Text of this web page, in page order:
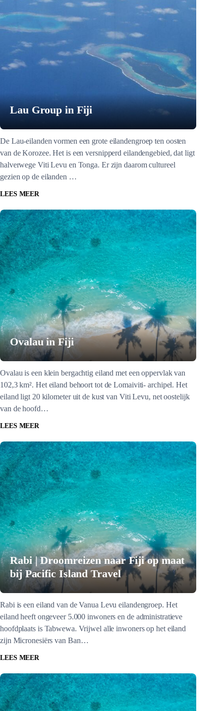
Lau Group in Fiji
De Lau-eilanden vormen een grote eilandengroep ten oosten
van de Korozee. Het is een versnipperd eilandengebied, dat ligt
halverwege Viti Levu en Tonga. Er zijn daarom cultureel
gezien op de eilanden …
LEES MEER
Ovalau in Fiji
Ovalau is een klein bergachtig eiland met een oppervlak van
102,3 km². Het eiland behoort tot de Lomaiviti- archipel. Het
eiland ligt 20 kilometer uit de kust van Viti Levu, net oostelijk
van de hoofd…
LEES MEER
Rabi | Droomreizen naar Fiji op maat
bij Pacific Island Travel
Rabi is een eiland van de Vanua Levu eilandengroep. Het
eiland heeft ongeveer 5.000 inwoners en de administratieve
hoofdplaats is Tabwewa. Vrijwel alle inwoners op het eiland
zijn Micronesiërs van Ban…
LEES MEER